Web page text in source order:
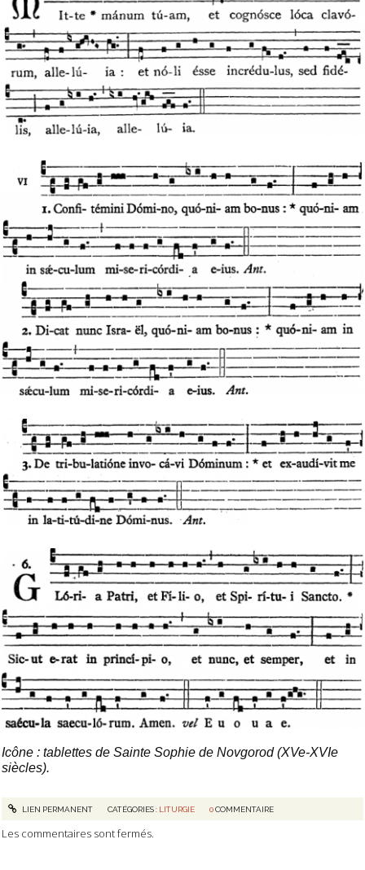
Icône : tablettes de Sainte Sophie de Novgorod (XVe-XVIe
siècles).
LIEN PERMANENT CATÉGORIES : LITURGIE 0COMMENTAIRE
Les commentaires sont fermés.